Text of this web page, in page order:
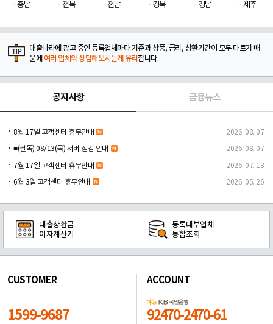
충남
전북 전남 경북 경남 제주
대출나라에 광고 중인 등록업체마다 기준과 상품, 금리, 상환기간이 모두 다르기 때
문에 여러 업체와 상담해보시는게 유리합니다.
공지사항 금융뉴스
8월 17일 고객센터 휴무안내 2026. 08. 07
■(필독) 08/13(목) 서버 점검 안내 2026. 08. 07
7월 17일 고객센터 휴무안내 2026. 07. 13
6월 3일 고객센터 휴무안내 2026. 05. 26
대출상환금
이자계산기
등록대부업체
통합조회
CUSTOMER
1599-9687
ACCOUNT
92470-2470-61